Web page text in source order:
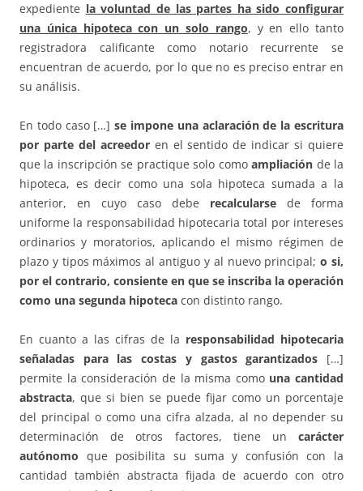
expediente la voluntad de las partes ha sido configurar
una única hipoteca con un solo rango, y en ello tanto
registradora calificante como notario recurrente se
encuentran de acuerdo, por lo que no es preciso entrar en
su análisis.
En todo caso […]se impone una aclaración de la escritura
por parte del acreedoren el sentido de indicar si quiere
que la inscripción se practique solo comoampliación de la
hipoteca, es decir como una sola hipoteca sumada a la
anterior, en cuyo caso debe recalcularse de forma
uniforme la responsabilidad hipotecaria total por intereses
ordinarios y moratorios, aplicando el mismo régimen de
plazo y tipos máximos al antiguo y al nuevo principal;o si,
por el contrario, consiente en que se inscriba la operación
como una segunda hipoteca con distinto rango.
En cuanto a las cifras de la responsabilidad hipotecaria
señaladas para las costas y gastos garantizados […]
permite la consideración de la misma como una cantidad
abstracta, que si bien se puede fijar como un porcentaje
del principal o como una cifra alzada, al no depender su
determinación de otros factores, tiene un carácter
autónomo que posibilita su suma y confusión con la
cantidad también abstracta fijada de acuerdo con otro